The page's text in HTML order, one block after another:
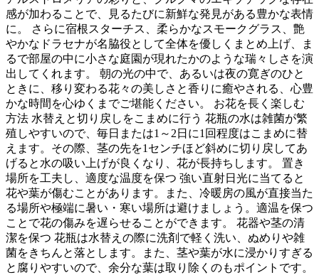
感が加わることで、見るたびに新鮮な発見がある豊かな表情
に。 さらに宿根スターチス、柔らかなスモークグラス、艶
やかなドラセナが名脇役として全体を優しくまとめ上げ、ま
るで部屋の中に小さな庭園が現れたかのような瑞々しさを演
出してくれます。 朝の光の中で、あるいは夜の寛ぎのひと
ときに、移り変わる花々の美しさと香りに癒やされる、心豊
かな時間を心ゆくまでご堪能ください。 お花を長く楽しむ
方法 水替えと切り戻しをこまめに行う 花瓶の水は雑菌が繁
殖しやすいので、毎日または1～2日に1回程度はこまめに替
えます。その際、茎の先を1センチほど斜めに切り戻してあ
げると水の吸い上げが良くなり、花が長持ちします。 置き
場所を工夫し、適度な温度を保つ 強い直射日光に当てると
花や葉が傷むことがあります。また、冷暖房の風が直接当た
る場所や極端に暑い・寒い場所は避けましょう。適温を保つ
ことで花の傷みを遅らせることができます。 花器や茎の清
潔を保つ 花瓶は水替えの際に洗剤で軽く洗い、ぬめりや雑
菌をきちんと落とします。また、茎や葉が水に浸かりすぎる
と腐りやすいので、余分な葉は取り除くのもポイントです。